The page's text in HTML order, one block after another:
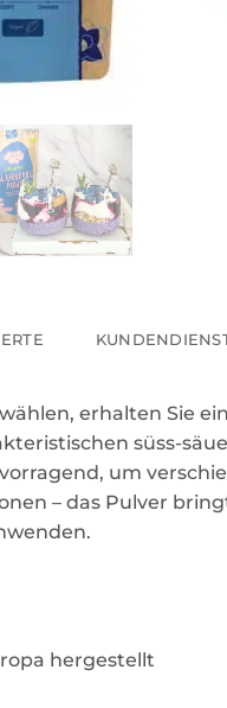
erhalten Sie
süss-
um
– das Pulver
hergestellt